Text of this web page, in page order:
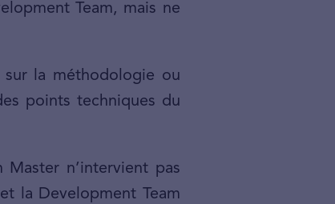
Team, mais ne
sur la méthodologie ou
points techniques du
n’intervient pas
la Development Team